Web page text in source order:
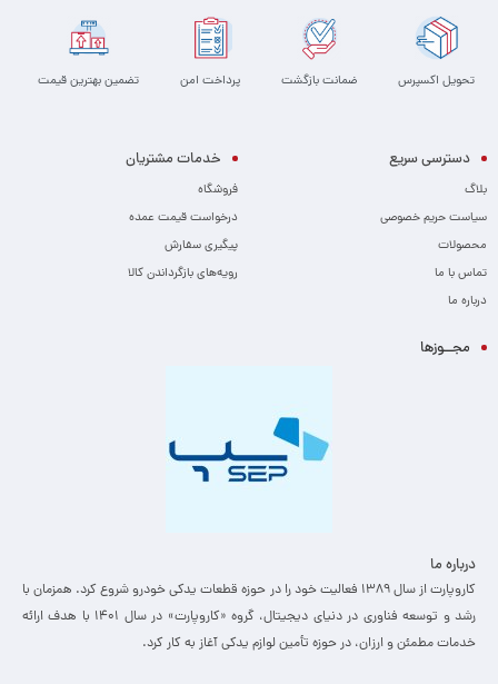
تحویل اکسپرس ضمانت بازگشت پرداخت امن تضمین بهترین قیمت
دسترسی سریع
بلاگ
سیاست حریم خصوصی
محصولات
تماس با ما
درباره ما
خدمات مشتریان
فروشگاه
درخواست قیمت عمده
پیگیری سفارش
رویه‌های بازگرداندن کالا
مجــوزها
درباره ما
کاروپارت از سال ۱۳۸۹ فعالیت خود را در حوزه قطعات یدکی خودرو شروع کرد. همزمان با
رشد و توسعه فناوری در دنیای دیجیتال، گروه «کاروپارت» در سال ۱۴۰۱ با هدف ارائه
خدمات مطمئن و ارزان، ­در حوزه تأمین لوازم یدکی آغاز به کار کرد.